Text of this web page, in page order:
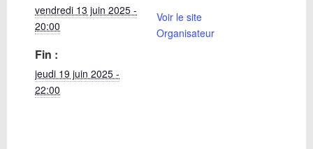
vendredi 13 juin 2025 -
20:00
Fin :
jeudi 19 juin 2025 -
22:00
Voir le site
Organisateur